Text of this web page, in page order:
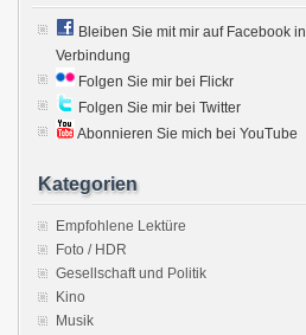
Bleiben Sie mit mir auf Facebook in
Verbindung
Folgen Sie mir bei Flickr
Folgen Sie mir bei Twitter
Abonnieren Sie mich bei YouTube
Kategorien
Empfohlene Lektüre
Foto / HDR
Gesellschaft und Politik
Kino
Musik